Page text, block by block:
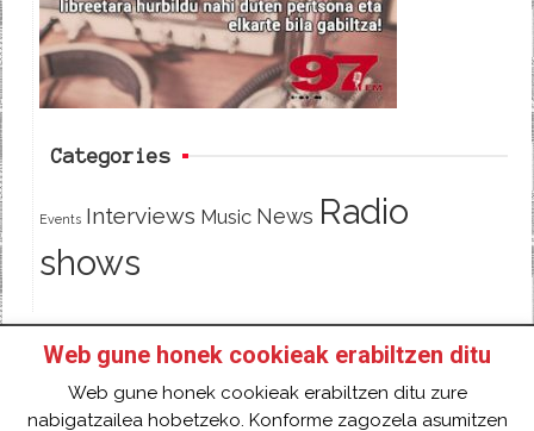
o
o
e
Categories
Events Interviews Music News Radio
shows
HOME
HAZTE SOCI@ DE 97FM IRRATIA
FACEBOOK
TWITTER CONTACT LOGIN
Web gune honek cookieak erabiltzen ditu
Web gune honek cookieak erabiltzen ditu zure
nabigatzailea hobetzeko. Konforme zagozela asumitzen